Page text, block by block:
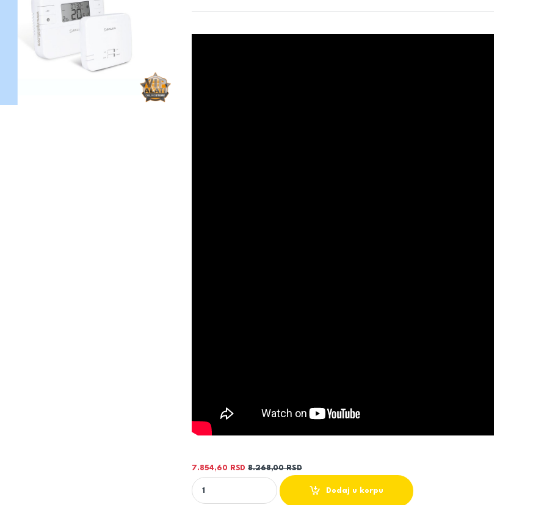
7.854,60 RSD 8.268,00RSD
DIGITALNI PROGRAMSKI SOBNI TERMOSTAT SALUS RT510 (BEZICNI) quantity
Dodaj u korpu